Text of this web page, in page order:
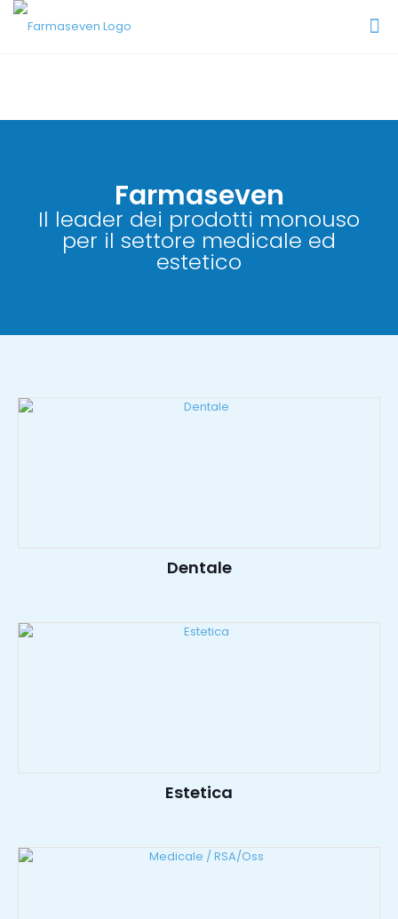
Farmaseven
Il leader dei prodotti monouso
per il settore medicale ed
estetico
Dentale
Estetica